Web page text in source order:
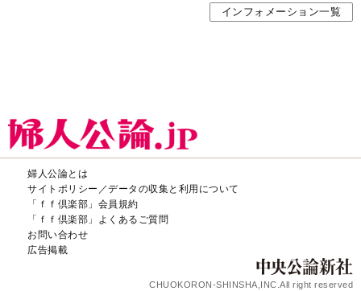
インフォメーション一覧
婦人公論とは
サイトポリシー／データの収集と利用について
「ｆｆ倶楽部」会員規約
「ｆｆ倶楽部」よくあるご質問
お問い合わせ
広告掲載
CHUOKORON-SHINSHA,INC.All right reserved